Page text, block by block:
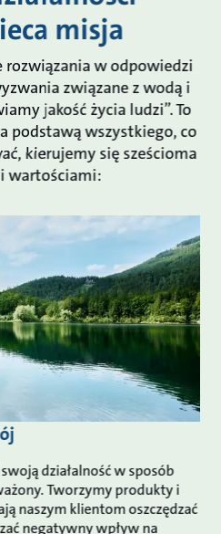
misja
rozwiązania w odpowiedzi
związane z wodą i
jakość życia ludzi”. To
podstawą wszystkiego, co
kierujemy się sześcioma
wartościami:
działalność w sposób
Tworzymy produkty i
naszym klientom oszczędzać
negatywny wpływ na